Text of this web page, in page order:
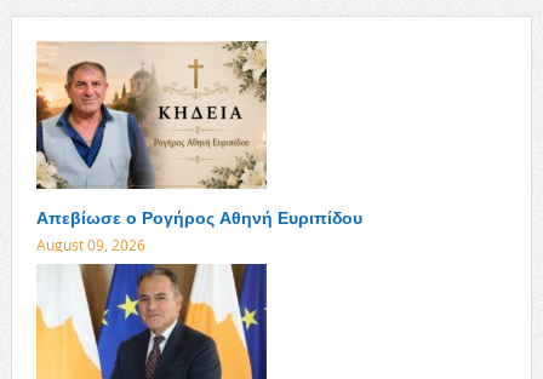
Απεβίωσε ο Ρογήρος Αθηνή Ευριπίδου
August 09, 2026